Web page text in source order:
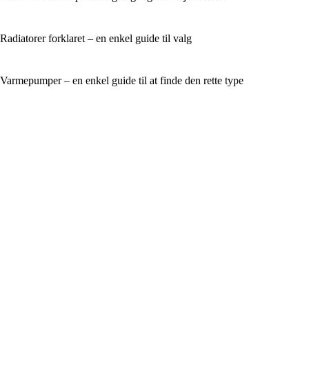
Radiatorer forklaret – en enkel guide til valg
Varmepumper – en enkel guide til at finde den rette type